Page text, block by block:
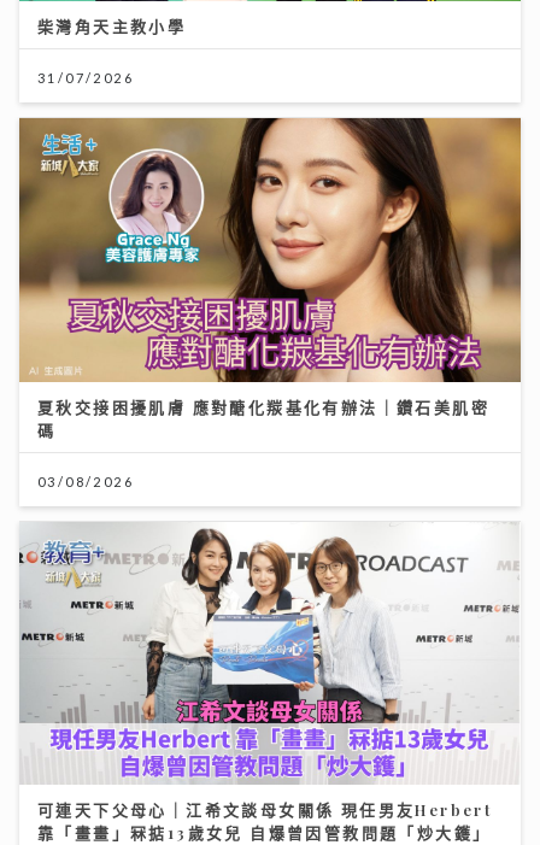
柴灣角天主教小學
31/07/2026
夏秋交接困擾肌膚 應對醣化羰基化有辦法｜鑽石美肌密
碼
03/08/2026
可連天下父母心｜江希文談母女關係 現任男友Herbert
靠「畫畫」冧掂13歲女兒 自爆曾因管教問題「炒大鑊」